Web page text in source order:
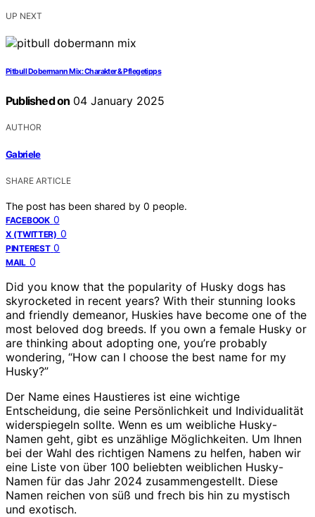
UP NEXT
Pitbull Dobermann Mix: Charakter & Pflegetipps
Published on 04 January 2025
AUTHOR
Gabriele
SHARE ARTICLE
The post has been shared by 0 people.
FACEBOOK 0
X (TWITTER) 0
PINTEREST 0
MAIL 0
Did you know that the popularity of Husky dogs has
skyrocketed in recent years? With their stunning looks
and friendly demeanor, Huskies have become one of the
most beloved dog breeds. If you own a female Husky or
are thinking about adopting one, you’re probably
wondering, “How can I choose the best name for my
Husky?”
Der Name eines Haustieres ist eine wichtige
Entscheidung, die seine Persönlichkeit und Individualität
widerspiegeln sollte. Wenn es um weibliche Husky-
Namen geht, gibt es unzählige Möglichkeiten. Um Ihnen
bei der Wahl des richtigen Namens zu helfen, haben wir
eine Liste von über 100 beliebten weiblichen Husky-
Namen für das Jahr 2024 zusammengestellt. Diese
Namen reichen von süß und frech bis hin zu mystisch
und exotisch.